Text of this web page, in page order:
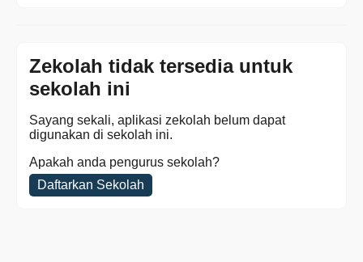
Zekolah tidak tersedia untuk
sekolah ini
Sayang sekali, aplikasi zekolah belum dapat
digunakan di sekolah ini.
Apakah anda pengurus sekolah?
Daftarkan Sekolah